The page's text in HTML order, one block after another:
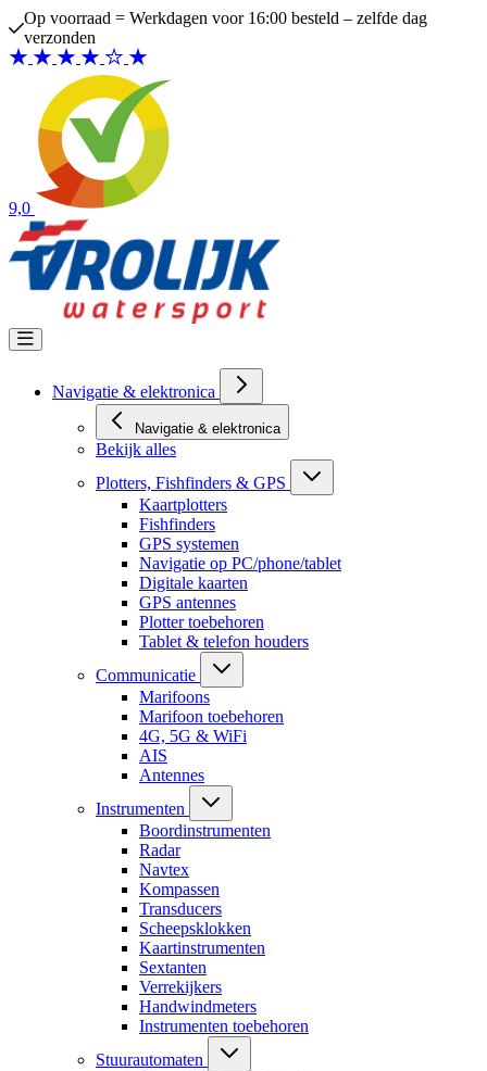
Ga naar de inhoud
Op voorraad = Werkdagen voor 16:00 besteld – zelfde dag
verzonden
9,0
Navigatie & elektronica
Navigatie & elektronica
Bekijk alles
Plotters, Fishfinders & GPS
Kaartplotters
Fishfinders
GPS systemen
Navigatie op PC/phone/tablet
Digitale kaarten
GPS antennes
Plotter toebehoren
Tablet & telefon houders
Communicatie
Marifoons
Marifoon toebehoren
4G, 5G & WiFi
AIS
Antennes
Instrumenten
Boordinstrumenten
Radar
Navtex
Kompassen
Transducers
Scheepsklokken
Kaartinstrumenten
Sextanten
Verrekijkers
Handwindmeters
Instrumenten toebehoren
Stuurautomaten